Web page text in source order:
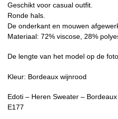
Geschikt voor casual outfit.
Ronde hals.
De onderkant en mouwen
Materiaal: 72% viscose, 28%
De lengte van het model op de
Kleur: Bordeaux wijnrood
Edoti – Heren Sweater –
E177